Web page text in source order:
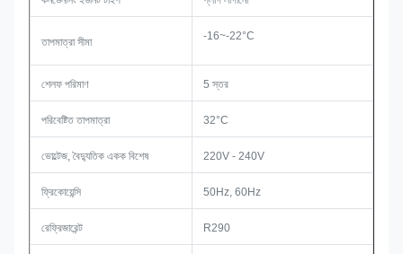
তাপমাত্রা সীমা -16~-22°C
শেলফ পরিমাণ 5 স্তর
পরিবেষ্টিত তাপমাত্রা 32°C
ভোল্টেজ, বৈদ্যুতিক একক বিশেষ 220V - 240V
ফ্রিকোয়েন্সি 50Hz, 60Hz
রেফ্রিজারেন্ট R290